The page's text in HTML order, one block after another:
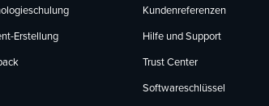
Erstellung
Kundenreferenzen
Hilfe und Support
Trust Center
Softwareschlüssel